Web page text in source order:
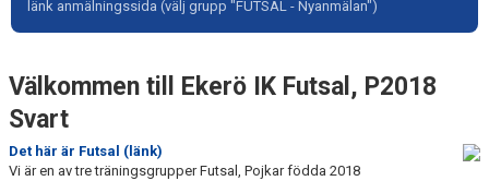
länk anmälningssida (välj grupp "FUTSAL - Nyanmälan")
Välkommen till Ekerö IK Futsal, P2018
Svart
Det här är Futsal (länk)
Vi är en av tre träningsgrupper Futsal, Pojkar födda 2018